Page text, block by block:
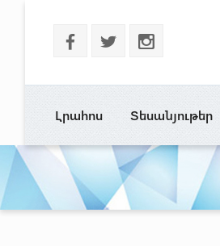
b a x
Լրահոս Տեսանյութեր